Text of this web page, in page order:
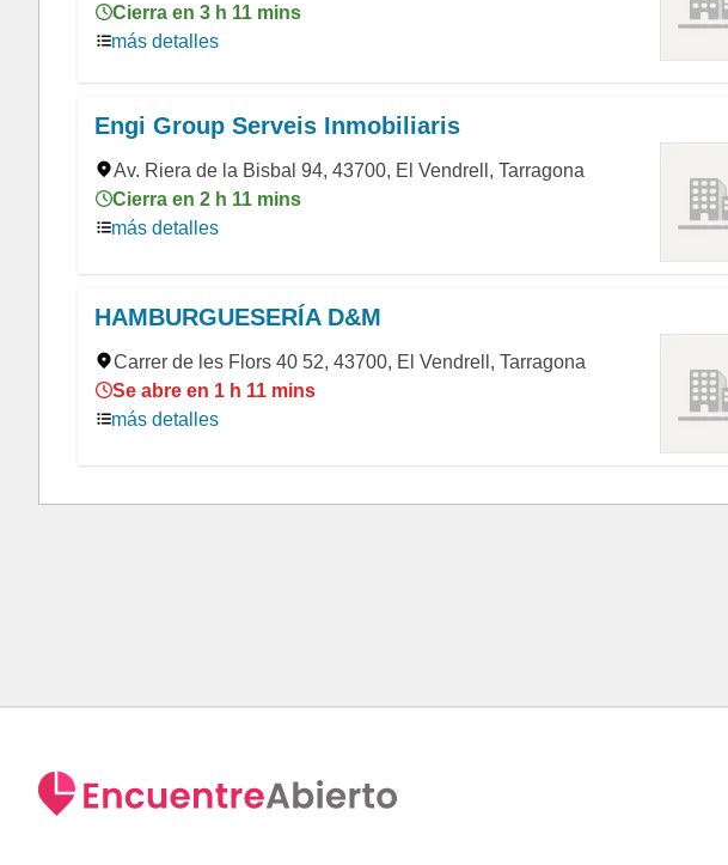
Cierra en 3 h 11 mins
más detalles
Engi Group Serveis Inmobiliaris
Av. Riera de la Bisbal 94, 43700, El Vendrell, Tarragona
Cierra en 2 h 11 mins
más detalles
HAMBURGUESERÍA D&M
Carrer de les Flors 40 52, 43700, El Vendrell, Tarragona
Se abre en 1 h 11 mins
más detalles